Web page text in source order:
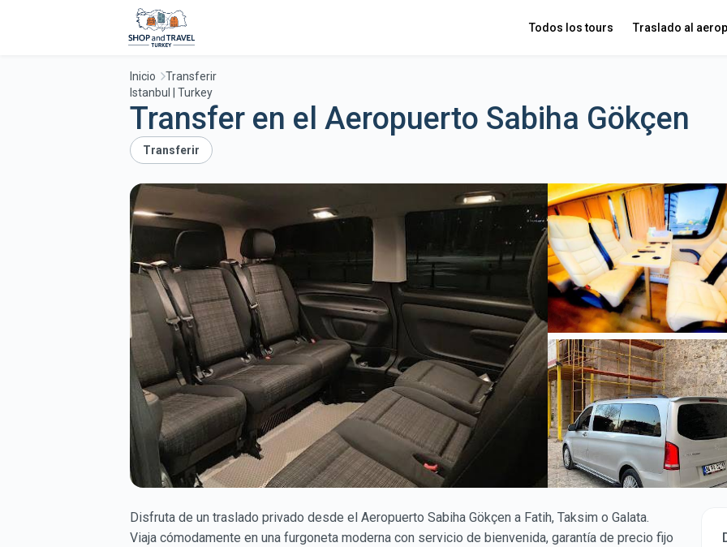
Todos los tours Traslado al
Inicio
Transferir
Istanbul | Turkey
Transfer en el Aeropuerto Sabiha Gökçen
Transferir
Disfruta de un traslado privado desde el Aeropuerto Sabiha Gökçen a Fatih, Taksim o Galata.
Viaja cómodamente en una furgoneta moderna con servicio de bienvenida, garantía de precio fijo